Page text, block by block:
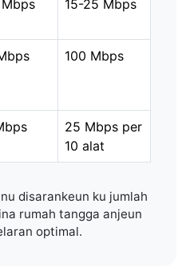
15-25 Mbps
100 Mbps
25 Mbps per
10 alat
disarankeun ku jumlah
rumah tangga anjeun
optimal.